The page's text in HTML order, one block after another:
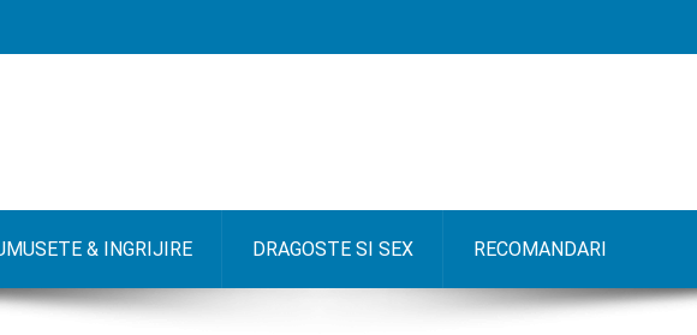
& INGRIJIRE DRAGOSTE SI SEX RECOMANDARI